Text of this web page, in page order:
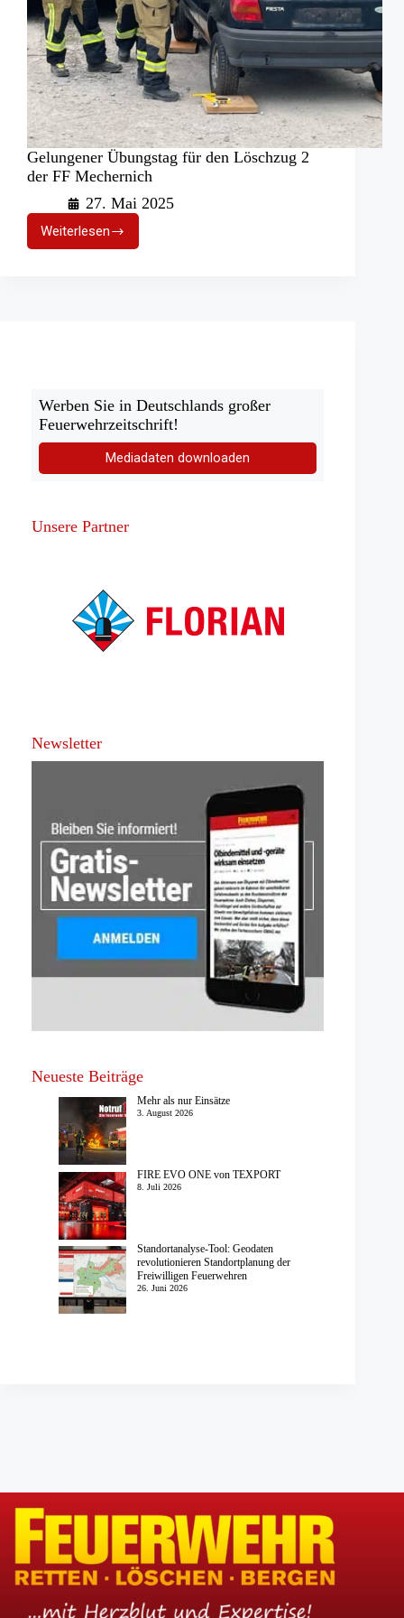
Gelungener Übungstag für den Löschzug 2
der FF Mechernich
27. Mai 2025
WeiterlesenGelungener
Übungstag
Werben Sie in Deutschlands großer
Feuerwehrzeitschrift!
Mediadaten downloaden
Unsere Partner
Newsletter
Neueste Beiträge
Mehr als nur Einsätze
3. August 2026
FIRE EVO ONE von TEXPORT
8. Juli 2026
Standortanalyse-Tool: Geodaten
revolutionieren Standortplanung der
Freiwilligen Feuerwehren
26. Juni 2026